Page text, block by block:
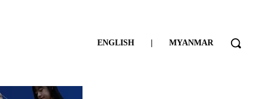
ENGLISH | MYANMAR